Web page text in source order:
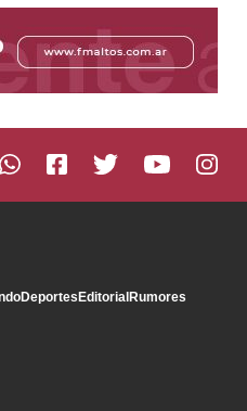
DeportesEditorialRumores